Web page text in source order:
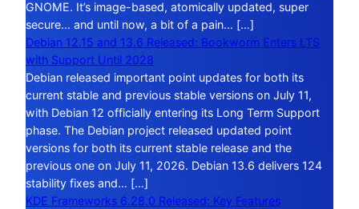
GNOME. It’s image-based, atomically updated, super
secure… and until now, a bit of a pain… […]
Debian 12.15 and 13.6 Released: Bookworm Enters LTS
with Support Until 2028
Debian released important point updates for both its
current stable and previous stable versions on July 11,
with Debian 12 officially entering its Long Term Support
phase. The Debian project released updated point
versions for both its current stable release and the
previous one on July 11, 2026. Debian 13.6 delivers 124
stability fixes and… […]
KDE Frameworks 6.28.0 Released: Key Features